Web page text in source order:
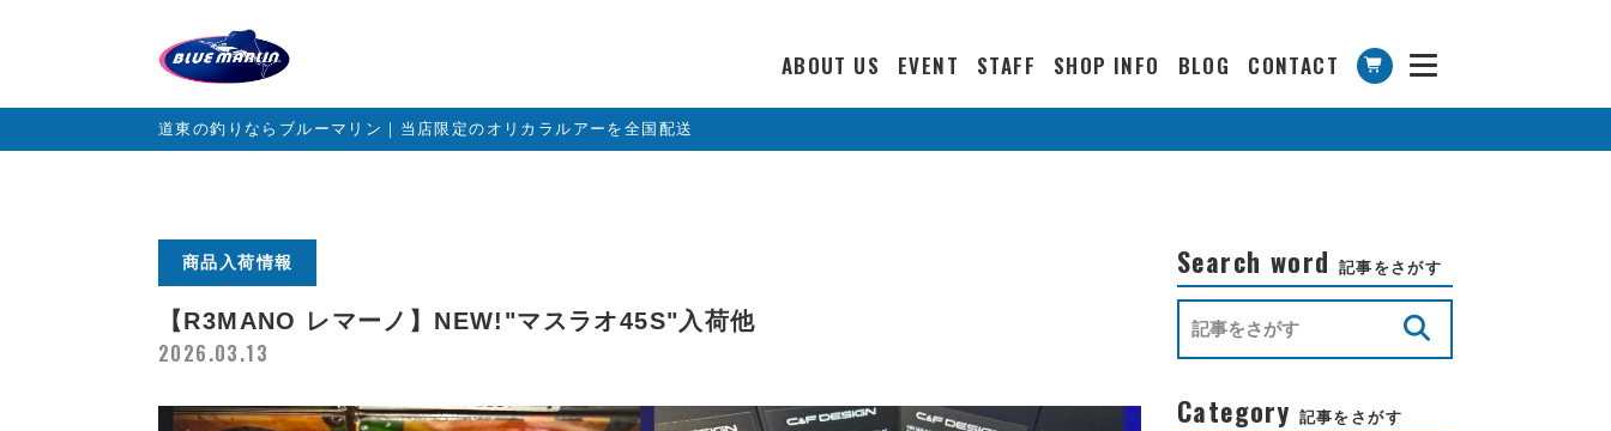
ABOUT US EVENT STAFF SHOP INFO BLOG CONTACT
道東の釣りならブルーマリン｜当店限定のオリカラルアーを全国配送
商品入荷情報
【R3MANO レマーノ】NEW!"マスラオ45S"入荷他
2026.03.13
Search word 記事をさがす
Category 記事をさがす